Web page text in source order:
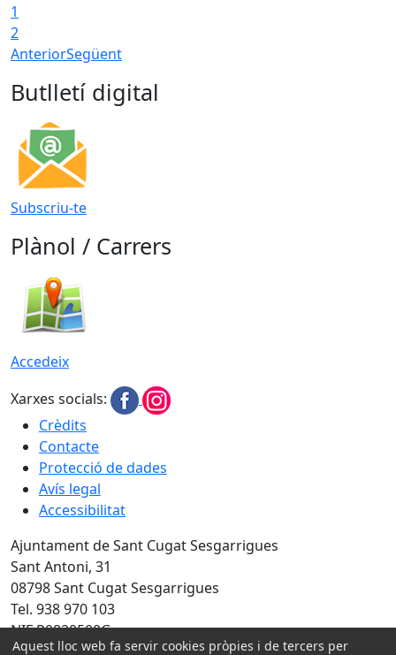
1
2
AnteriorSegüent
Butlletí digital
Subscriu-te
Plànol / Carrers
Accedeix
Xarxes socials:
Crèdits
Contacte
Protecció de dades
Avís legal
Accessibilitat
Ajuntament de Sant Cugat Sesgarrigues
Sant Antoni, 31
08798 Sant Cugat Sesgarrigues
Tel. 938 970 103
NIF P0820500G
Aquest lloc web fa servir cookies pròpies i de tercers per